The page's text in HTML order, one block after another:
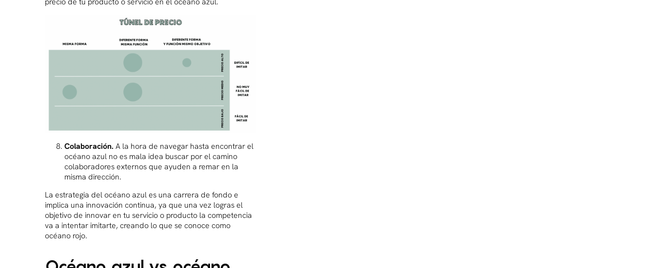
Colaboración. A la hora de navegar hasta encontrar el
océano azul no es mala idea buscar por el camino
colaboradores externos que ayuden a remar en la
misma dirección.
La estrategia del océano azul es una carrera de fondo e
implica una innovación continua, ya que una vez logras el
objetivo de innovar en tu servicio o producto la competencia
va a intentar imitarte, creando lo que se conoce como
océano rojo.